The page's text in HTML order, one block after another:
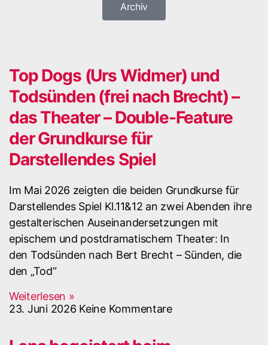
Archiv
Top Dogs (Urs Widmer) und
Todsünden (frei nach Brecht) –
das Theater – Double-Feature
der Grundkurse für
Darstellendes Spiel
Im Mai 2026 zeigten die beiden Grundkurse für
Darstellendes Spiel Kl.11&12 an zwei Abenden ihre
gestalterischen Auseinandersetzungen mit
epischem und postdramatischem Theater: In
den Todsünden nach Bert Brecht – Sünden, die
den „Tod“
Weiterlesen »
23. Juni 2026 Keine Kommentare